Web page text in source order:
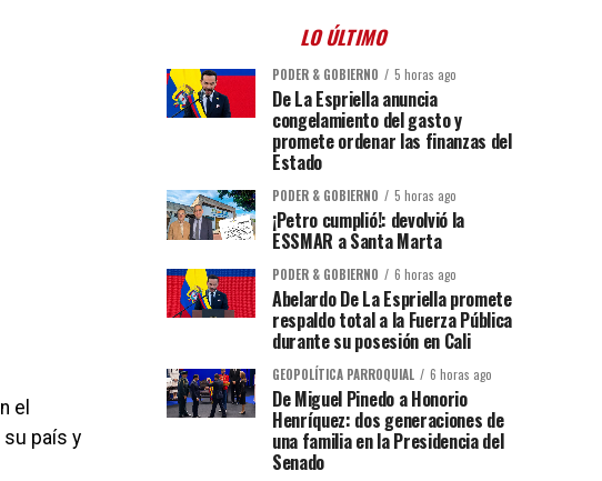
el
su país y
LO ÚLTIMO
PODER & GOBIERNO 5 horas ago
De La Espriella anuncia
congelamiento del gasto y
promete ordenar las finanzas del
Estado
PODER & GOBIERNO 5 horas ago
¡Petro cumplió!: devolvió la
ESSMAR a Santa Marta
PODER & GOBIERNO 6 horas ago
Abelardo De La Espriella promete
respaldo total a la Fuerza Pública
durante su posesión en Cali
GEOPOLÍTICA PARROQUIAL 6 horas ago
De Miguel Pinedo a Honorio
Henríquez: dos generaciones de
una familia en la Presidencia del
Senado